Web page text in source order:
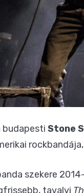
budapesti Stone
szekere
tavalyi